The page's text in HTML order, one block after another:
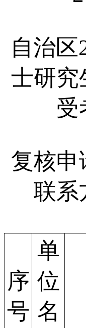
自治区
士研究
受
复核申
联系
序
号
单
位
名